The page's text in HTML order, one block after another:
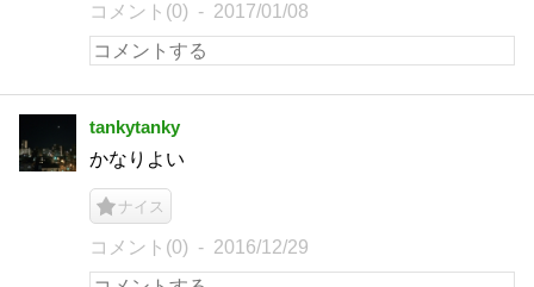
コメント(0) 2017/01/08
tankytanky
かなりよい
ナイス
コメント(0) 2016/12/29